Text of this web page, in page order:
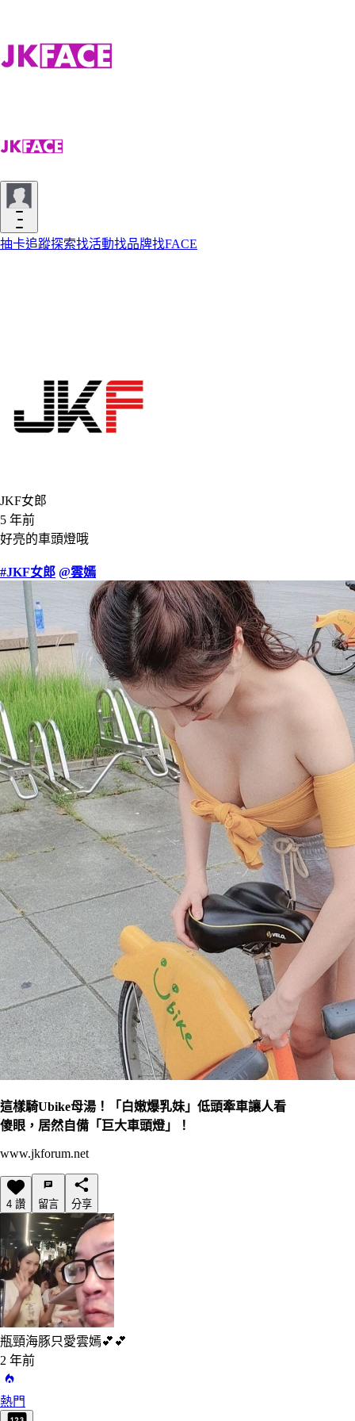
抽卡追蹤探索找活動找品牌找FACE
JKF女郎
5 年前
好亮的車頭燈哦
#JKF女郎 @雲嫣
這樣騎Ubike母湯！「白嫩爆乳妹」低頭牽車讓人看
傻眼，居然自備「巨大車頭燈」！
www.jkforum.net
4 讚 留言 分享
瓶頸海豚只愛雲嫣💕💕
2 年前
熱門